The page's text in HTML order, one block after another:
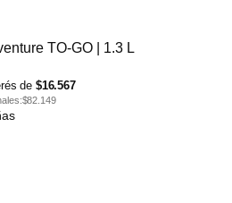
TO-GO | 1.3 L
de $16.567
$82.149